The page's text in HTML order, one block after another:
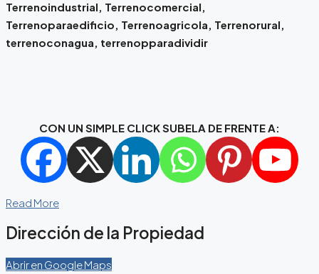
Terrenoindustrial, Terrenocomercial,
Terrenoparaedificio, Terrenoagricola, Terrenorural,
terrenoconagua, terrenopparadividir
CON UN SIMPLE CLICK SUBELA DE FRENTE A:
Read More
Dirección de la Propiedad
Abrir en Google Maps